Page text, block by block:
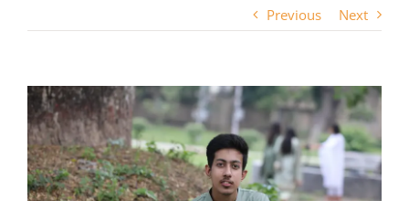
Previous Next
View
Larger
Image